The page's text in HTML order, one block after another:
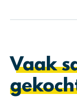
Vaak